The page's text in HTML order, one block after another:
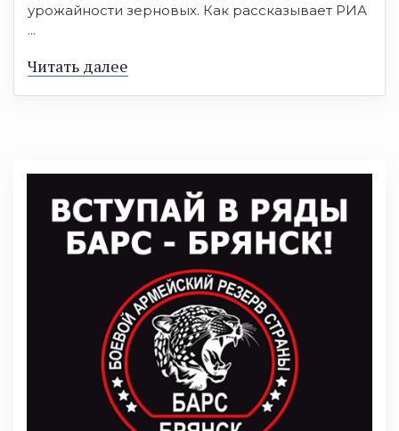
урожайности зерновых. Как рассказывает РИА
...
Читать далее